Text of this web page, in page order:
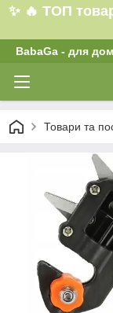
✨ 🔥 ТОП
BabaGa - для
Товари та